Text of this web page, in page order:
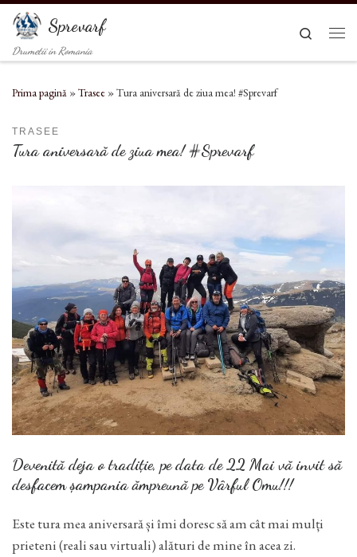
Sari la conținut
Sprevarf
Drumetii in Romania
Search
Prima pagină »Trasee »Tura aniversară de ziua mea! #Sprevarf
TRASEE
Tura aniversară de ziua mea! #Sprevarf
Devenită deja o tradiție, pe data de 22 Mai vă invit să
desfacem șampania ămpreună pe Vârful Omu!!!
Este tura mea aniversară și îmi doresc să am cât mai mulți
prieteni (reali sau virtuali) alături de mine în acea zi.